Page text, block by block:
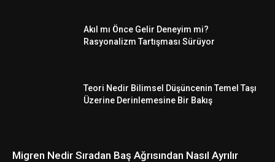
Akıl mı Önce Gelir Deneyim mi?
Rasyonalizm Tartışması Sürüyor
Teori Nedir Bilimsel Düşüncenin Temel Taşı
Üzerine Derinlemesine Bir Bakış
Migren Nedir Sıradan Baş Ağrısından Nasıl Ayrılır